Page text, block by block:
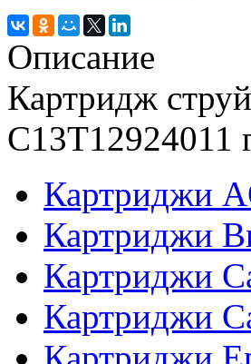
Описание
Картридж
C13T12924011
Картриджи
Картриджи
Картриджи
Картриджи